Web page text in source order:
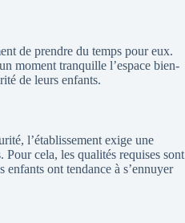
de prendre du temps pour eux.
moment tranquille l’espace bien-
de leurs enfants.
l’établissement exige une
cela, les qualités requises sont
ont tendance à s’ennuyer